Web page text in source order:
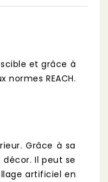
et grâce à
REACH.
Grâce à sa
Il peut se
artificiel en